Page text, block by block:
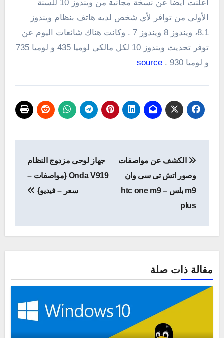
اعلنت ايضا عن نسخة مجانية من ويندوز 10 للسنة
الأولى من توافر لأي شخص لديه هاتف بنظام ويندوز
8.1،
ويندوز 8 و
يندوز 7 . وكانت هناك شائعات اليوم عن
توفر تحديث ويندوز 10 لكل مالكى لوميا 435 و لوميا 735
و لوميا 930 .
source
المقالات
الكشف عن مواصفات
وصور اتش تى سى وان
m9 بلس – htc one m9
plus
جهاز لوحى مزدوج النظام
Onda V919 {مواصفات –
سعر – فيديو}
مقالة ذات صلة